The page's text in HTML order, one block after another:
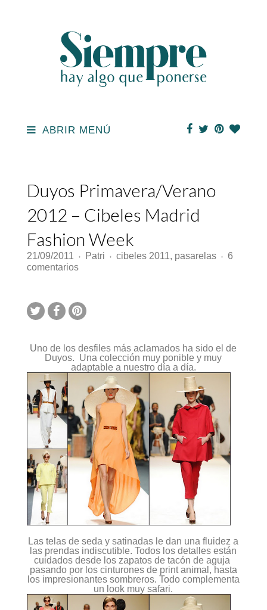
ABRIR MENÚ
Duyos Primavera/Verano
2012 – Cibeles Madrid
Fashion Week
21/09/2011 ♦ Patri ♦ cibeles 2011, pasarelas ♦
6
comentariosen
–
Cibeles
Week
Uno de los desfiles más aclamados ha sido el de
Duyos. Una colección muy ponible y muy
adaptable a nuestro día a día.
Las telas de seda y satinadas le dan una fluidez a
las prendas indiscutible. Todos los detalles están
cuidados desde los zapatos de tacón de aguja
pasando por los cinturones de print animal, hasta
los impresionantes sombreros. Todo complementa
un look muy safari.